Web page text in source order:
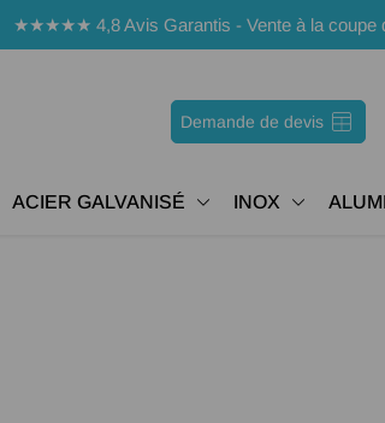
★★★★★ 4,8 Avis Garantis - Vente à la coupe
Demande de devis
ACIER GALVANISÉ INOX